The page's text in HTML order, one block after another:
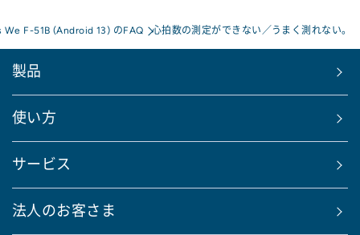
We F-51B (Android 13) のFAQ 心拍数の測定ができない／うまく測れない。
製品
使い方
サービス
法人のお客さま